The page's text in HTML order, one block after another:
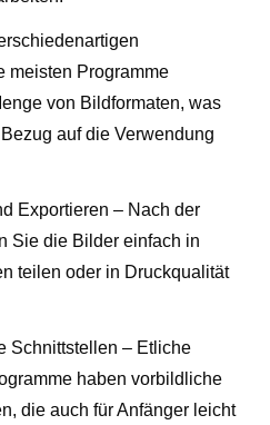
meisten Programme
von Bildformaten, was
auf die Verwendung
Exportieren – Nach der
Sie die Bilder einfach in
teilen oder in Druckqualität
Schnittstellen – Etliche
haben vorbildliche
die auch für Anfänger leicht